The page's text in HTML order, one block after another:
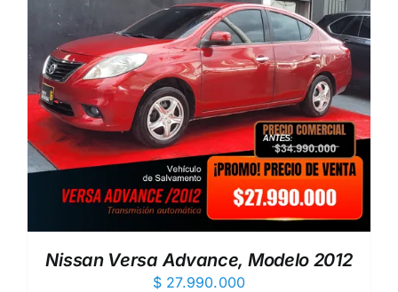
Nissan Versa Advance, Modelo 2012
$27.990.000